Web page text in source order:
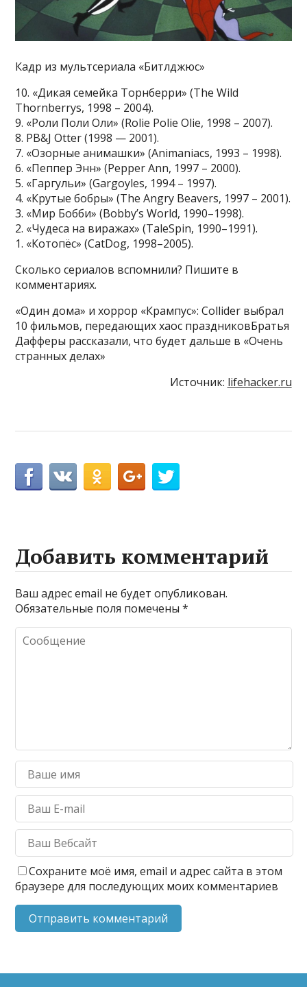
Кадр из мультсериала «Битлджюс»
10. «Дикая семейка Торнберри» (The Wild
Thornberrys, 1998 – 2004).
9. «Роли Поли Оли» (Rolie Polie Olie, 1998 – 2007).
8. PB&J Otter (1998 — 2001).
7. «Озорные анимашки» (Animaniacs, 1993 – 1998).
6. «Пеппер Энн» (Pepper Ann, 1997 – 2000).
5. «Гаргульи» (Gargoyles, 1994 – 1997).
4. «Крутые бобры» (The Angry Beavers, 1997 – 2001).
3. «Мир Бобби» (Bobby’s World, 1990–1998).
2. «Чудеса на виражах» (TaleSpin, 1990–1991).
1. «Котопёс» (CatDog, 1998–2005).
Сколько сериалов вспомнили? Пишите в
комментариях.
«Один дома» и хоррор «Крампус»: Collider выбрал
10 фильмов, передающих хаос праздниковБратья
Дафферы рассказали, что будет дальше в «Очень
странных делах»
Источник: lifehacker.ru
Добавить комментарий
Ваш адрес email не будет опубликован.
Обязательные поля помечены*
Сохраните моё имя, email и адрес сайта в этом
браузере для последующих моих комментариев